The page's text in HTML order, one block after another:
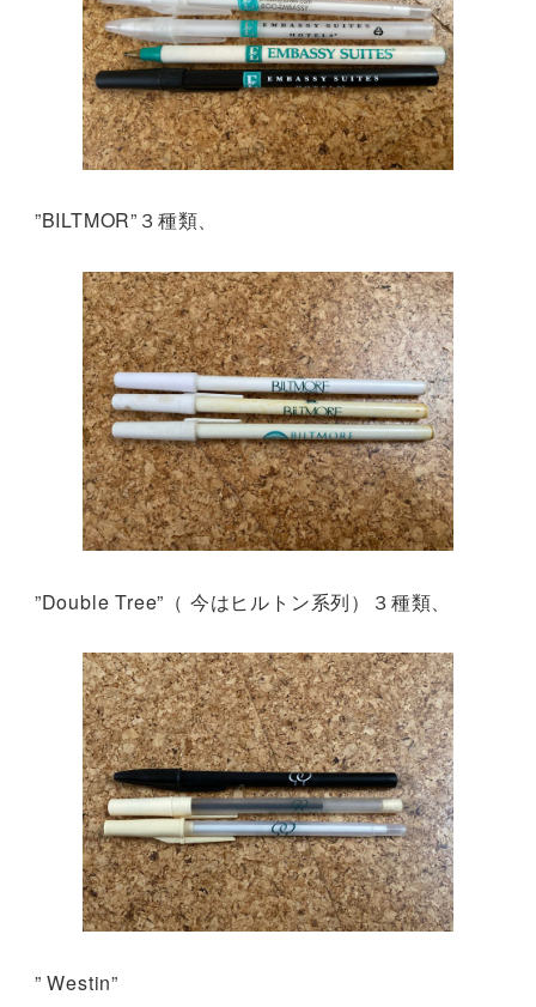
”BILTMOR”３種類、
”Double Tree”（ 今はヒルトン系列）３種類、
” Westin”